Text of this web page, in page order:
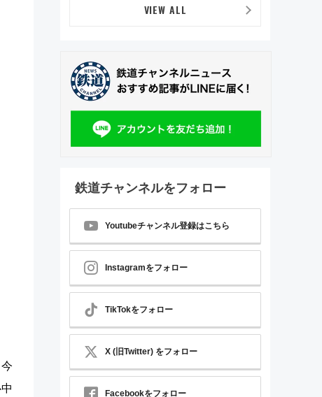
ー」開催
VIEW ALL
鉄道チャンネルをフォロー
Youtubeチャンネル登録はこちら
Instagramをフォロー
TikTokをフォロー
X (旧Twitter) をフォロー
Facebookをフォロー